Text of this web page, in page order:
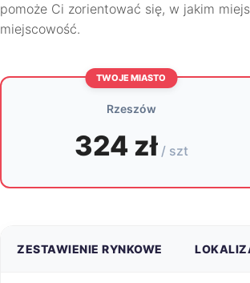
pomoże Ci zorientować się, w jakim
miejscowość.
TWOJE MIASTO
Rzeszów
324 zł / szt
ZESTAWIENIE RYNKOWE